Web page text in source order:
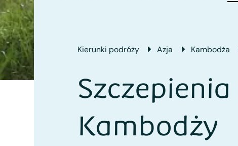
Kierunki podróży Azja Kambodża
Kambodży